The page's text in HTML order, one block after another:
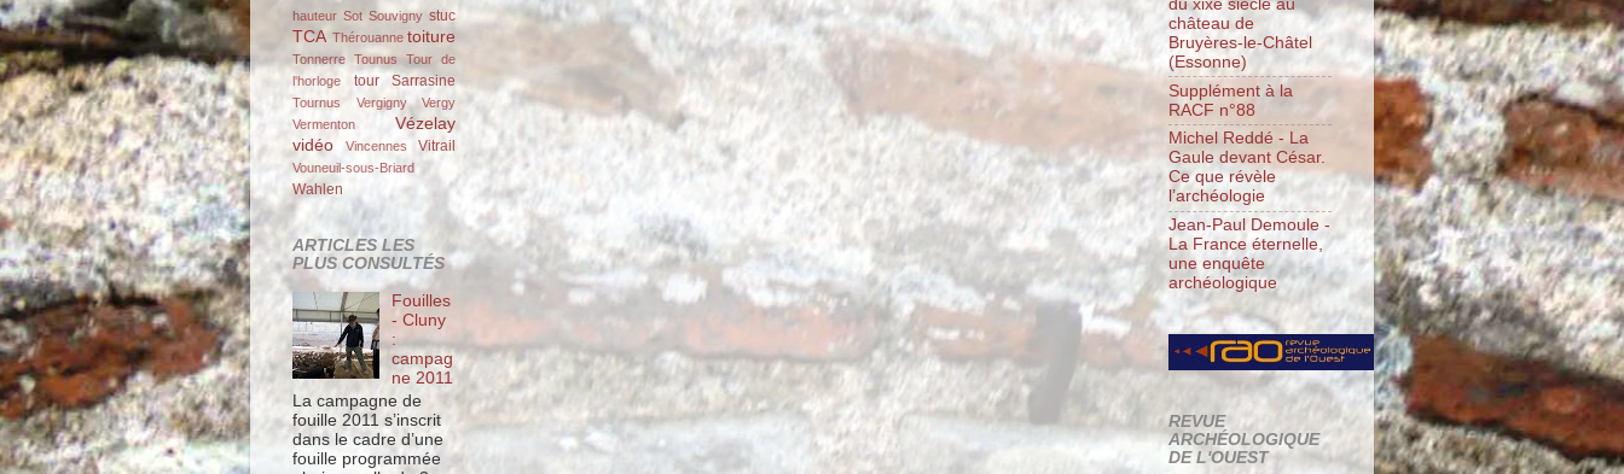
hauteur Sot Souvigny stuc
TCA Thérouanne toiture
Tonnerre Tounus Tour de
l'horloge
tour Sarrasine
Tournus Vergigny
Vergy
Vermenton
Vézelay
vidéo
Vincennes Vitrail
Vouneuil-sous-Briard
Wahlen
ARTICLES LES
PLUS CONSULTÉS
Fouilles
- Cluny
:
campag
ne 2011
La campagne de
fouille 2011 s’inscrit
dans le cadre d’une
fouille programmée
du xixe siècle au
château de
Bruyères-le-Châtel
(Essonne)
Supplément à la
RACF n°88
Michel Reddé - La
Gaule devant César.
Ce que révèle
l’archéologie
Jean-Paul Demoule -
La France éternelle,
une enquête
archéologique
REVUE
ARCHÉOLOGIQUE
DE L'OUEST